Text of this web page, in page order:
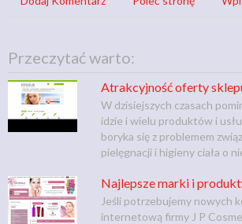
Przeczytać warto:
Atrakcyjność oferty
W dzisiejszych czasach
idzie i wielu produktów i
boryka się z problemem
pielęgnacji i higieny ciała o
Najlepsze marki i
Jeśli potrzebujemy nowych
internetową firmy J P